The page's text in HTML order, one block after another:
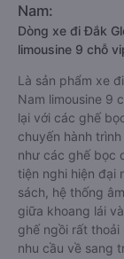
Nam:
Dòng xe đi Đắk
limousine 9 chỗ
Là sản phẩm xe
Nam limousine 9
lại với các ghế
chuyến hành
như các ghế bọc
tiện nghi hiện đại
sách, hệ thống
giữa khoang lái
ghế ngồi rất
nhu cầu về sang